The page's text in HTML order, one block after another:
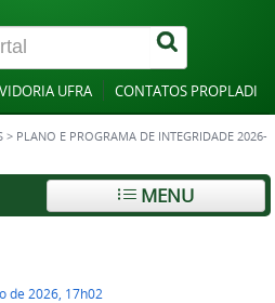
UFRA CONTATOS PROPLADI
> PLANO E PROGRAMA DE INTEGRIDADE 2026-
MENU
de 2026, 17h02